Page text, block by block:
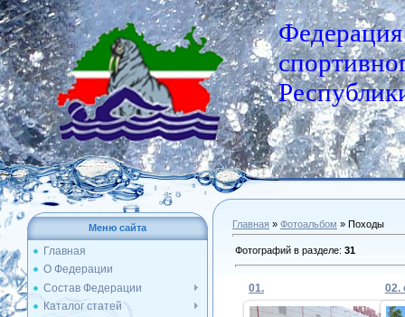
Федерация
Меню сайта
Главная
О Федерации
Состав Федерации
Каталог статей
Главная » Фотоальбом » Походы
Фотографий в разделе: 31
01. 02.